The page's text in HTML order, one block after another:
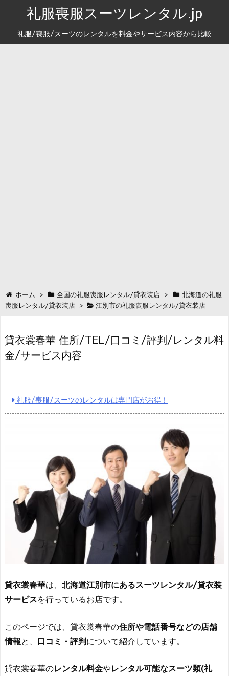
礼服喪服スーツレンタル.jp
礼服/喪服/スーツのレンタルを料金やサービス内容から比較
ホーム > 全国の礼服喪服レンタル/貸衣装店 >
北海道の礼服
喪服レンタル/貸衣装店 > 江別市の礼服喪服レンタル/貸衣装店
貸衣裳春華 住所/TEL/口コミ/評判/レンタル料
金/サービス内容
礼服/喪服/スーツのレンタルは専門店がお得！
貸衣裳春華は、 北海道江別市にあるスーツレンタル/貸衣装
サービスを行っているお店です。
このページでは、貸衣裳春華の住所や電話番号などの店舗
情報と、 口コミ・評判について紹介しています。
貸衣裳春華のレンタル料金やレンタル可能なスーツ類(礼